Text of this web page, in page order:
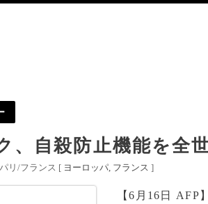
、自殺防止機能を全
リ/フランス [ ヨーロッパ フランス ]
【6月16日 AFP